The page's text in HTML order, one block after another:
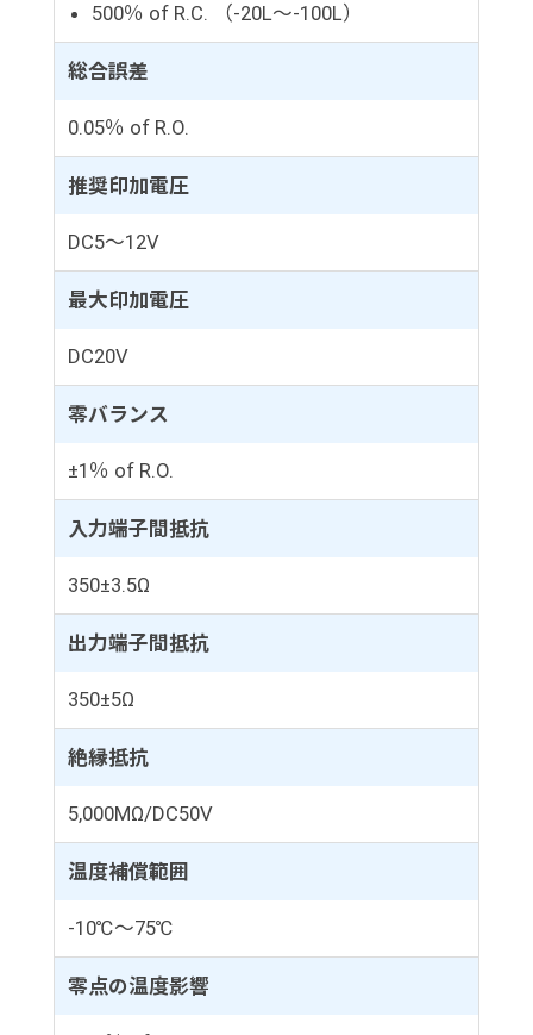
500％ of R.C. （-20L～-100L）
総合誤差
0.05％ of R.O.
推奨印加電圧
DC5～12V
最大印加電圧
DC20V
零バランス
±1％ of R.O.
入力端子間抵抗
350±3.5Ω
出力端子間抵抗
350±5Ω
絶縁抵抗
5,000MΩ/DC50V
温度補償範囲
-10℃～75℃
零点の温度影響